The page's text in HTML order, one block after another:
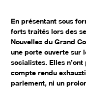
En présentant sous
forts traités lors des
Nouvelles du Grand
une porte ouverte sur
socialistes. Elles
compte rendu
parlement, ni un